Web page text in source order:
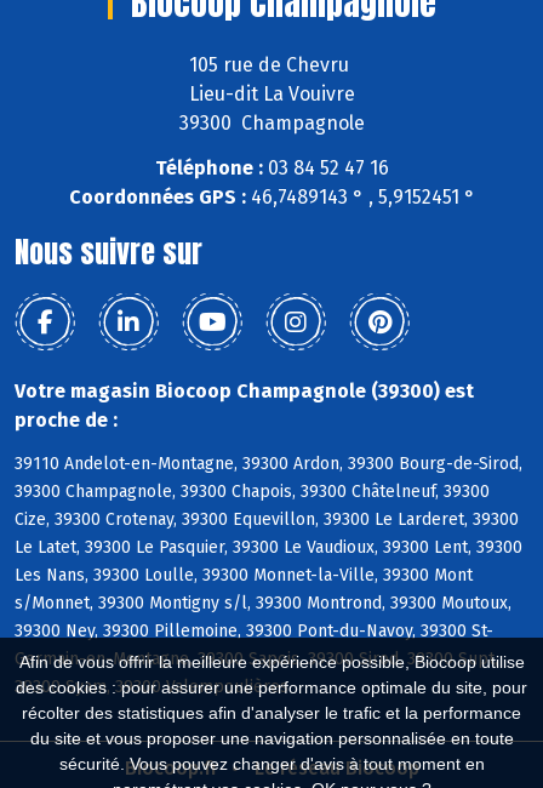
Afin de vous offrir la meilleure expérience possible, Biocoop utilise
des cookies : pour assurer une performance optimale du site, pour
récolter des statistiques afin d'analyser le trafic et la performance
du site et vous proposer une navigation personnalisée en toute
sécurité. Vous pouvez changer d'avis à tout moment en
105 rue de Chevru
Lieu-dit La Vouivre
39300 Champagnole
Téléphone :03 84 52 47 16
Coordonnées GPS :46,7489143 ° , 5,9152451 °
Nous suivre sur
Votre magasin Biocoop Champagnole (39300) est
proche de :
39110 Andelot-en-Montagne, 39300 Ardon, 39300 Bourg-de-Sirod,
39300 Champagnole, 39300 Chapois, 39300 Châtelneuf, 39300
Cize, 39300 Crotenay, 39300 Equevillon, 39300 Le Larderet, 39300
Le Latet, 39300 Le Pasquier, 39300 Le Vaudioux, 39300 Lent, 39300
Les Nans, 39300 Loulle, 39300 Monnet-la-Ville, 39300 Mont
s/Monnet, 39300 Montigny s/l, 39300 Montrond, 39300 Moutoux,
39300 Ney, 39300 Pillemoine, 39300 Pont-du-Navoy, 39300 St-
Germain-en-Montagne, 39300 Sapois, 39300 Sirod, 39300 Supt,
39300 Syam, 39300 Valempoulières
Biocoop.fr Le réseau Biocoop